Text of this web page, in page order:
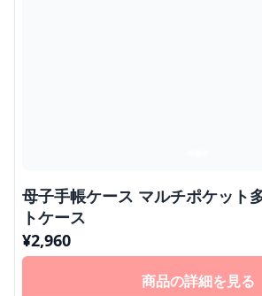
母子手帳ケース マルチポケット多機能パスポー
トケース
¥2,960
商品の詳細を見る